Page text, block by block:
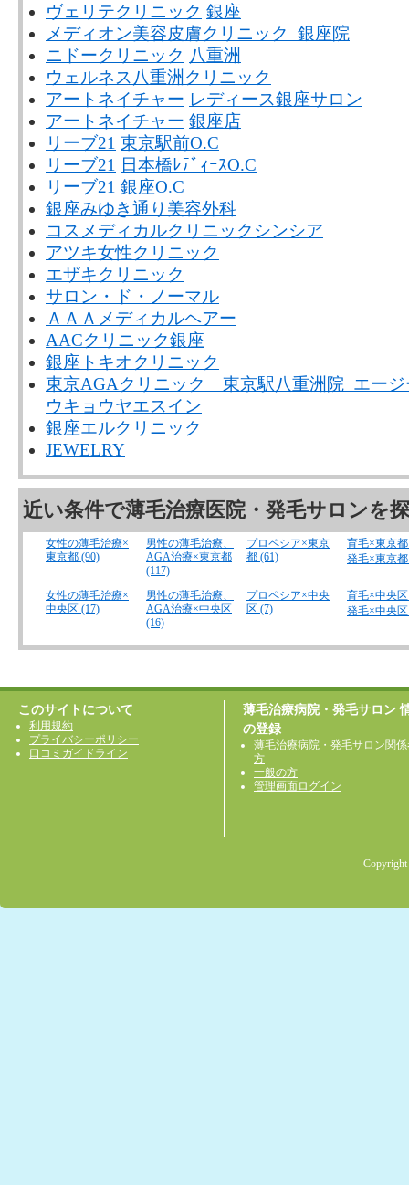
ヴェリテクリニック 銀座
メディオン美容皮膚クリニック 銀座院
ニドークリニック 八重洲
ウェルネス八重洲クリニック
アートネイチャー レディース銀座サロン
アートネイチャー 銀座店
リーブ21 東京駅前O.C
リーブ21 日本橋ﾚﾃﾞｨｰｽO.C
リーブ21 銀座O.C
銀座みゆき通り美容外科
コスメディカルクリニックシンシア
アツキ女性クリニック
エザキクリニック
サロン・ド・ノーマル
ＡＡＡメディカルヘアー
AACクリニック銀座
銀座トキオクリニック
東京AGAクリニック 東京駅八重洲院 エー
ウキョウヤエスイン
銀座エルクリニック
JEWELRY
近い条件で薄毛治療医院・発毛サロンを
女性の薄毛治療×
東京都 (90)
男性の薄毛治療、
AGA治療×東京都
(117)
プロペシア×東京
都 (61)
育毛×東京都
発毛×東京都
女性の薄毛治療×
中央区 (17)
男性の薄毛治療、
AGA治療×中央区
(16)
プロペシア×中央
区 (7)
育毛×中央
発毛×中央
このサイトについて
利用規約
プライバシーポリシー
口コミガイドライン
薄毛治療病院・発毛サロン
の登録
薄毛治療病院・発毛サロン関
方
一般の方
管理画面ログイン
Copyright